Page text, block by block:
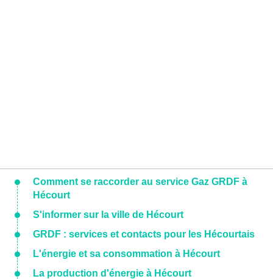
Comment se raccorder au service Gaz GRDF à
Hécourt
S'informer sur la ville de Hécourt
GRDF : services et contacts pour les Hécourtais
L'énergie et sa consommation à Hécourt
La production d'énergie à Hécourt